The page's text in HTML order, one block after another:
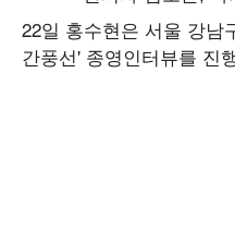
22일 홍수현은 서울 강남
간풍선' 종영인터뷰를 진